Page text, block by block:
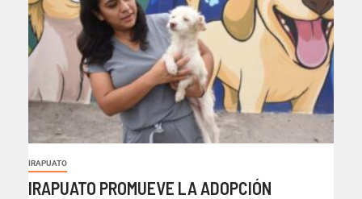
IRAPUATO
IRAPUATO PROMUEVE LA ADOPCIÓN